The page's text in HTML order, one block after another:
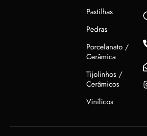
Pastilhas
Pedras
Porcelanato /
Cerâmica
Tijolinhos /
Cerâmicos
Vinílicos